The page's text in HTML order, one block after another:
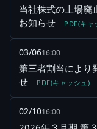
当社株式の上場廃
お知らせ
PDF(キャ
03/0616:00
第三者割当により
せ
PDF(キャッシュ)
02/1016:00